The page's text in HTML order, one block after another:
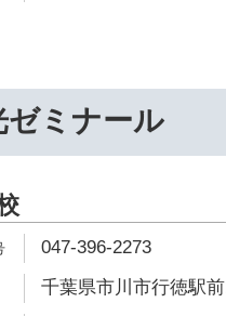
ゼミナール
047-396-2273
千葉県市川市行徳駅